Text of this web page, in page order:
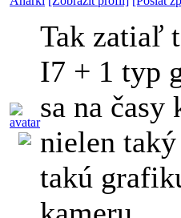
Tak zatiaľ
I7 + 1 typ
sa na
nielen
takú